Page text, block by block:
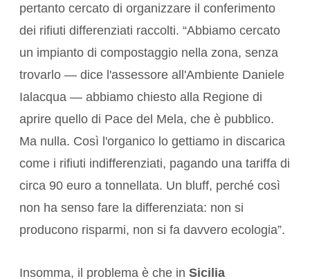
pertanto cercato di organizzare il conferimento
dei rifiuti differenziati raccolti. “Abbiamo cercato
un impianto di compostaggio nella zona, senza
trovarlo — dice l'assessore all'Ambiente Daniele
Ialacqua — abbiamo chiesto alla Regione di
aprire quello di Pace del Mela, che è pubblico.
Ma nulla. Così l'organico lo gettiamo in discarica
come i rifiuti indifferenziati, pagando una tariffa di
circa 90 euro a tonnellata. Un bluff, perché così
non ha senso fare la differenziata: non si
producono risparmi, non si fa davvero ecologia”.
Insomma, il problema è che in Sicilia